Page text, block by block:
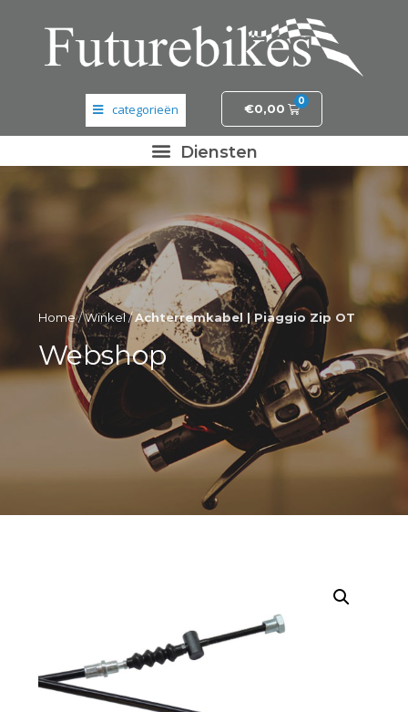
Banden en wielen
Elektronica
Fietsonderdelen
Frame- en stuurdelen
Helmen en kleding
Motordelen
Originele AGM-onderdelen
Originele BTC-onderdelen
Originele Piaggio/Vespa-onderdelen
€0,00
0
Home/Winkel/Achterremkabel | Piaggio Zip OT
Webshop